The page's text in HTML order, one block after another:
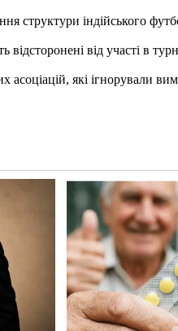
структури індійського
відсторонені від участі в
асоціацій, які ігнорували